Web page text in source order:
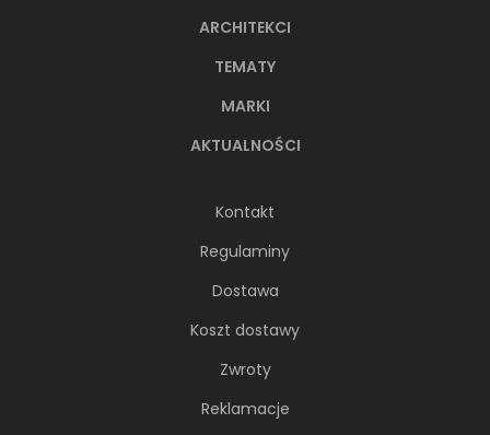
ARCHITEKCI
TEMATY
MARKI
AKTUALNOŚCI
Kontakt
Regulaminy
Dostawa
Koszt dostawy
Zwroty
Reklamacje